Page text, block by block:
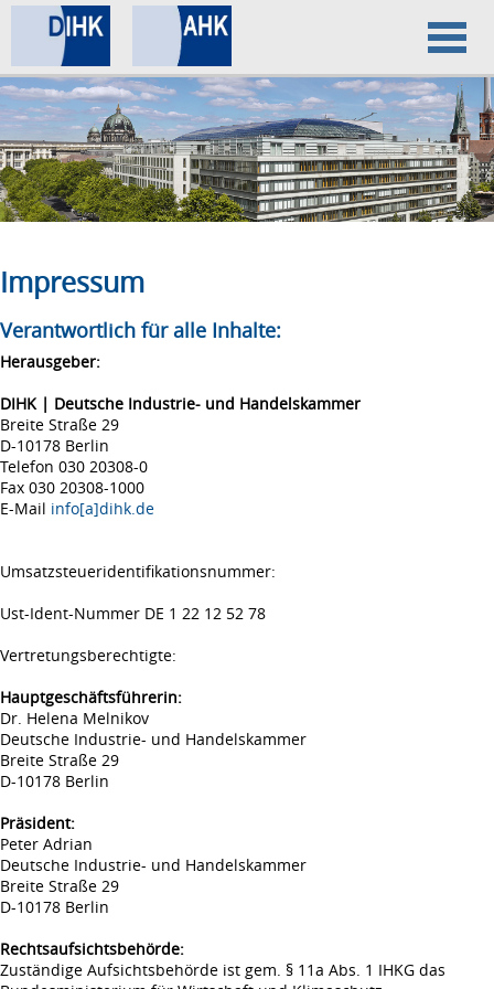
Home
Datenschutz
Impressum
Impressum
Verantwortlich für alle Inhalte:
Herausgeber:
DIHK | Deutsche Industrie- und Handelskammer
Breite Straße 29
D-10178 Berlin
Telefon 030 20308-0
Fax 030 20308-1000
E-Mail info[a]dihk.de
Umsatzsteueridentifikationsnummer:
Ust-Ident-Nummer DE 1 22 12 52 78
Vertretungsberechtigte:
Hauptgeschäftsführerin:
Dr. Helena Melnikov
Deutsche Industrie- und Handelskammer
Breite Straße 29
D-10178 Berlin
Präsident:
Peter Adrian
Deutsche Industrie- und Handelskammer
Breite Straße 29
D-10178 Berlin
Rechtsaufsichtsbehörde:
Zuständige Aufsichtsbehörde ist gem. § 11a Abs. 1 IHKG das